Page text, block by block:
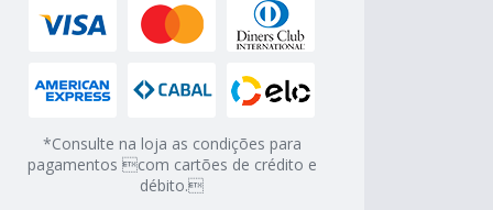
*Consulte na loja as condições para
pagamentos com cartões de crédito e
débito.